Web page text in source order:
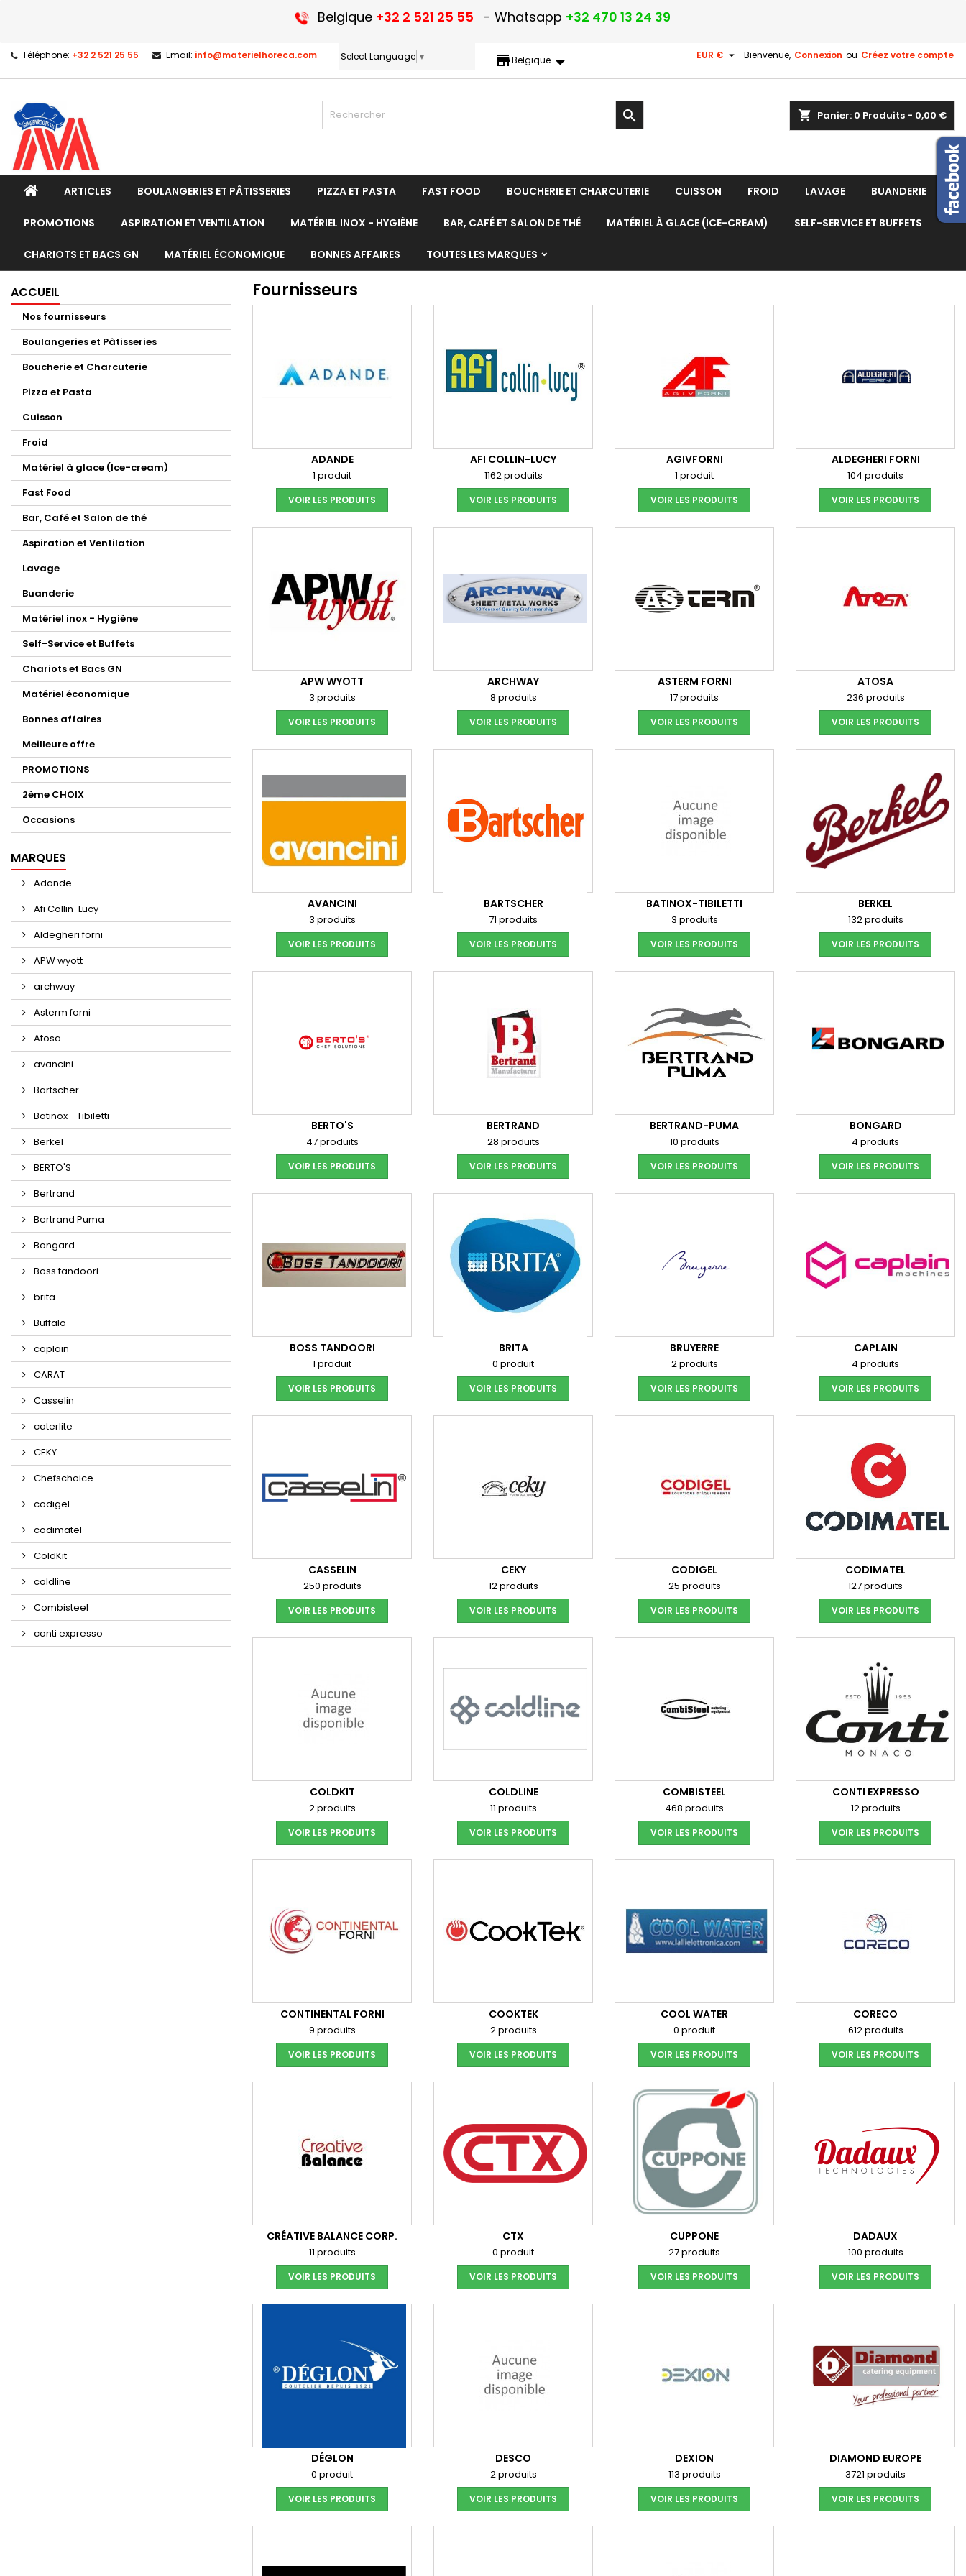
Belgique +32 2 521 25 55 - Whatsapp +32 470 13 24 39
Téléphone: +32 2 521 25 55 Email: info@materielhoreca.com Select Language ▼ storefront
Belgique Bienvenue, Connexion ou Créez votre compte
EUR € 
shopping_cart Panier: 0 Produits - 0,00 €

ARTICLES BOULANGERIES ET PÂTISSERIES PIZZA ET PASTA FAST FOOD BOUCHERIE ET CHARCUTERIE CUISSON FROID LAVAGE BUANDERIE
PROMOTIONS ASPIRATION ET VENTILATION MATÉRIEL INOX - HYGIÈNE BAR, CAFÉ ET SALON DE THÉ MATÉRIEL À GLACE (ICE-CREAM) SELF-SERVICE ET BUFFETS
CHARIOTS ET BACS GN MATÉRIEL ÉCONOMIQUE BONNES AFFAIRES TOUTES LES MARQUES
ACCUEIL
Nos fournisseurs
Boulangeries et Pâtisseries
Boucherie et Charcuterie
Pizza et Pasta
Cuisson
Froid
Matériel à glace (Ice-cream)
Fast Food
Bar, Café et Salon de thé
Aspiration et Ventilation
Lavage
Buanderie
Matériel inox - Hygiène
Self-Service et Buffets
Chariots et Bacs GN
Matériel économique
Bonnes affaires
Meilleure offre
PROMOTIONS
2ème CHOIX
Occasions
MARQUES
Adande
Afi Collin-Lucy
Aldegheri forni
APW wyott
archway
Asterm forni
Atosa
avancini
Bartscher
Batinox - Tibiletti
Berkel
BERTO'S
Bertrand
Bertrand Puma
Bongard
Boss tandoori
brita
Buffalo
caplain
CARAT
Casselin
caterlite
CEKY
Chefschoice
codigel
codimatel
ColdKit
coldline
Combisteel
conti expresso
Fournisseurs
ADANDE
1 produit
VOIR LES PRODUITS
AFI COLLIN-LUCY
1162 produits
VOIR LES PRODUITS
AGIVFORNI
1 produit
VOIR LES PRODUITS
ALDEGHERI FORNI
104 produits
VOIR LES PRODUITS
APW WYOTT
3 produits
VOIR LES PRODUITS
ARCHWAY
8 produits
VOIR LES PRODUITS
ASTERM FORNI
17 produits
VOIR LES PRODUITS
ATOSA
236 produits
VOIR LES PRODUITS
AVANCINI
3 produits
VOIR LES PRODUITS
BARTSCHER
71 produits
VOIR LES PRODUITS
BATINOX-TIBILETTI
3 produits
VOIR LES PRODUITS
BERKEL
132 produits
VOIR LES PRODUITS
BERTO'S
47 produits
VOIR LES PRODUITS
BERTRAND
28 produits
VOIR LES PRODUITS
BERTRAND-PUMA
10 produits
VOIR LES PRODUITS
BONGARD
4 produits
VOIR LES PRODUITS
BOSS TANDOORI
1 produit
VOIR LES PRODUITS
BRITA
0 produit
VOIR LES PRODUITS
BRUYERRE
2 produits
VOIR LES PRODUITS
CAPLAIN
4 produits
VOIR LES PRODUITS
CASSELIN
250 produits
VOIR LES PRODUITS
CEKY
12 produits
VOIR LES PRODUITS
CODIGEL
25 produits
VOIR LES PRODUITS
CODIMATEL
127 produits
VOIR LES PRODUITS
COLDKIT
2 produits
VOIR LES PRODUITS
COLDLINE
11 produits
VOIR LES PRODUITS
COMBISTEEL
468 produits
VOIR LES PRODUITS
CONTI EXPRESSO
12 produits
VOIR LES PRODUITS
CONTINENTAL FORNI
9 produits
VOIR LES PRODUITS
COOKTEK
2 produits
VOIR LES PRODUITS
COOL WATER
0 produit
VOIR LES PRODUITS
CORECO
612 produits
VOIR LES PRODUITS
CRÉATIVE BALANCE CORP.
11 produits
VOIR LES PRODUITS
CTX
0 produit
VOIR LES PRODUITS
CUPPONE
27 produits
VOIR LES PRODUITS
DADAUX
100 produits
VOIR LES PRODUITS
DÉGLON
0 produit
VOIR LES PRODUITS
DESCO
2 produits
VOIR LES PRODUITS
DEXION
113 produits
VOIR LES PRODUITS
DIAMOND EUROPE
3721 produits
VOIR LES PRODUITS